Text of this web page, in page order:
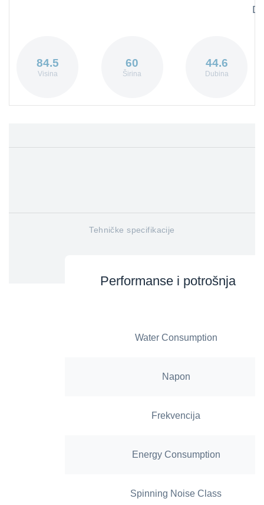
84.5
Visina
60
Širina
44.6
Dubina
Tehničke specifikacije
Performanse i potrošnja
Water Consumption
Napon
Frekvencija
Energy Consumption
Spinning Noise Class